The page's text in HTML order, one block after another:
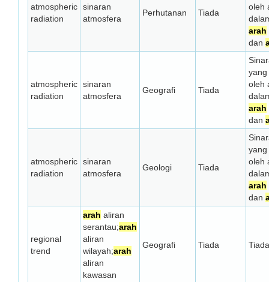
atmospheric
radiation
sinaran
atmosfera
Perhutanan Tiada
oleh
arah
dan
atmospheric
radiation
sinaran
atmosfera
Geografi Tiada
oleh
arah
dan
atmospheric
radiation
sinaran
atmosfera
Geologi Tiada
oleh
arah
dan
regional
trend
arah aliran
serantau;arah
aliran
wilayah;arah
aliran
kawasan
Geografi Tiada Tiada